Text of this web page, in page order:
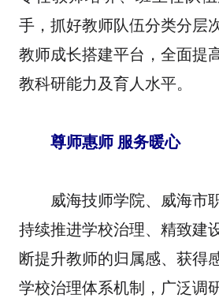
手，抓好教师队伍分类分层
教师成长搭建平台，全面提
教科研能力及育人水平。
尊师惠师 服务暖心
威海技师学院、威海市
持续推进学校治理、精致建
断提升教师的归属感、获得
学校治理体系机制，广泛调